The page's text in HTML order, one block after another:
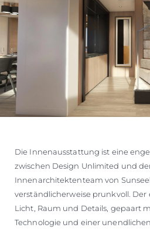
Die Innenausstattung ist eine
zwischen Design Unlimited und
Innenarchitektenteam von
verständlicherweise prunkvoll. Der
Licht, Raum und Details, gepaart
Technologie und einer